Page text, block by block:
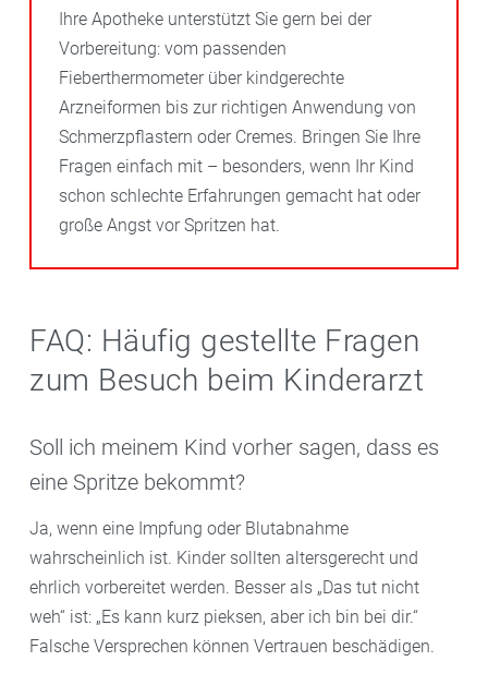
Ihre Apotheke unterstützt Sie gern bei der
Vorbereitung: vom passenden
Fieberthermometer über kindgerechte
Arzneiformen bis zur richtigen Anwendung von
Schmerzpflastern oder Cremes. Bringen Sie Ihre
Fragen einfach mit – besonders, wenn Ihr Kind
schon schlechte Erfahrungen gemacht hat oder
große Angst vor Spritzen hat.
FAQ: Häufig gestellte Fragen
zum Besuch beim Kinderarzt
Soll ich meinem Kind vorher sagen, dass es
eine Spritze bekommt?
Ja, wenn eine Impfung oder Blutabnahme
wahrscheinlich ist. Kinder sollten altersgerecht und
ehrlich vorbereitet werden. Besser als „Das tut nicht
weh“ ist: „Es kann kurz pieksen, aber ich bin bei dir.“
Falsche Versprechen können Vertrauen beschädigen.